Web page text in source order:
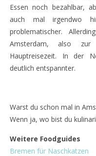
Essen noch bezahlbar,
auch mal irgendwo
problematischer.
Amsterdam, also
Hauptreisezeit. In der
deutlich entspannter.
Warst du schon mal in
Wenn ja, wo bist du
Weitere Foodguides
Bremen für Naschkatzen